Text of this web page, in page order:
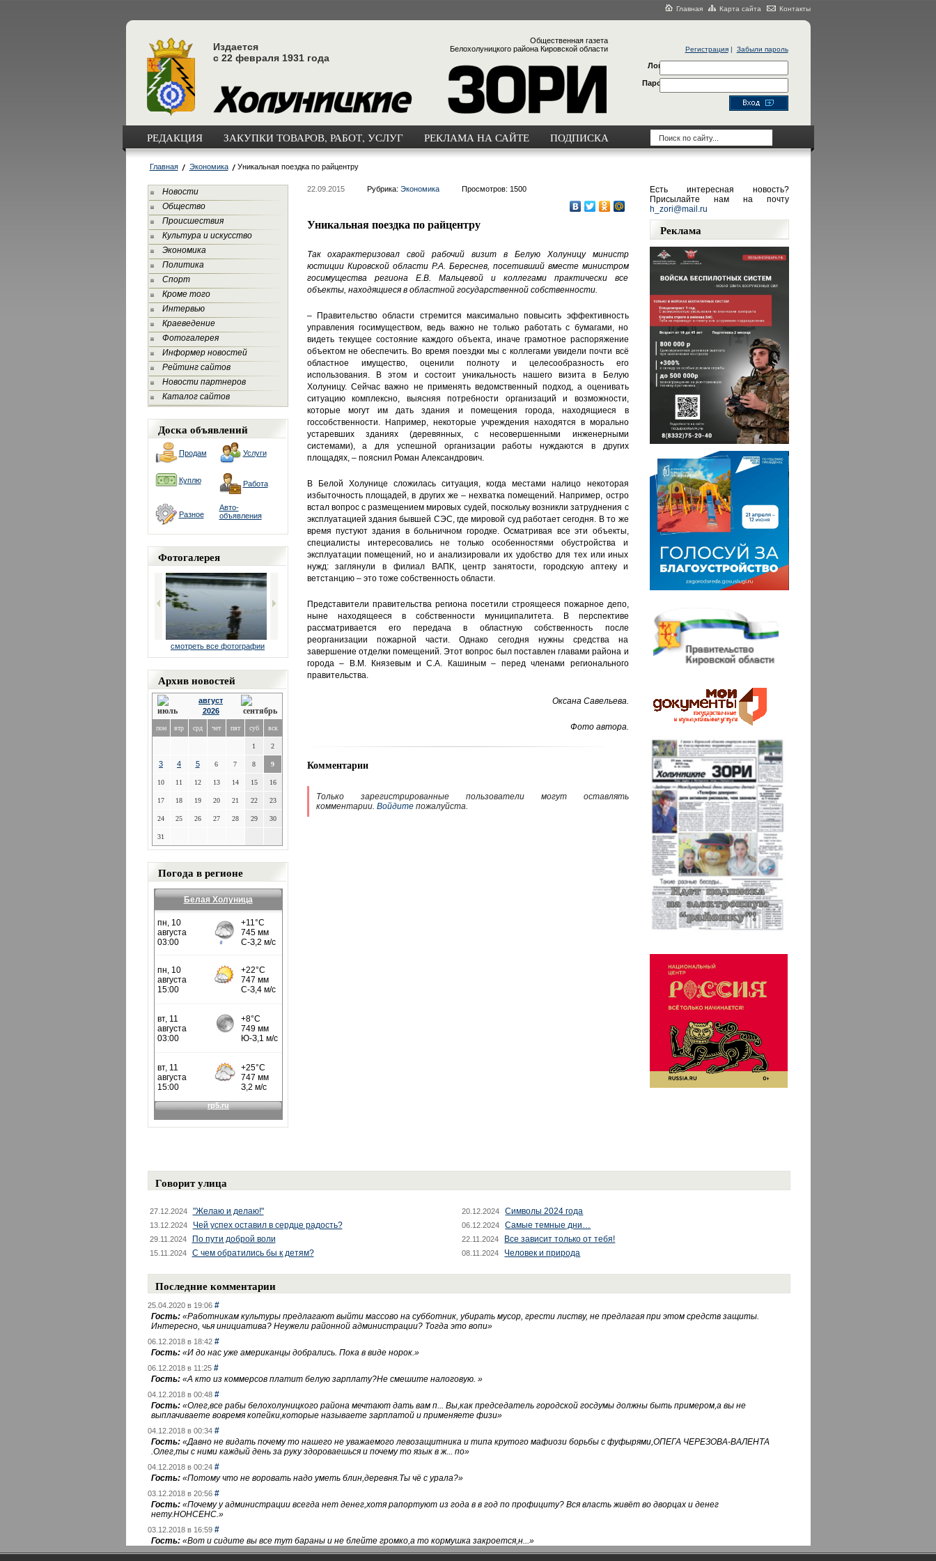
Главная Карта сайта Контакты
Издается
с 22 февраля 1931 года
Общественная газета
Белохолуницкого района Кировской области
Регистрация| Забыли пароль
Логин
Пароль
РЕДАКЦИЯ ЗАКУПКИ ТОВАРОВ, РАБОТ, УСЛУГ РЕКЛАМА НА САЙТЕ ПОДПИСКА
Главная Экономика Уникальная поездка по райцентру
Новости
Общество
Происшествия
Культура и искусство
Экономика
Политика
Спорт
Кроме того
Интервью
Краеведение
Фотогалерея
Информер новостей
Рейтинг сайтов
Новости партнеров
Каталог сайтов
Доска объявлений
Продам Услуги
Куплю Работа
Разное
Авто-
объявления
Фотогалерея
смотреть все фотографии
Архив новостей
август
2026
пон втр срд чет пят суб вск
1 2
3 4 5 6 7 8 9
10 11 12 13 14 15 16
17 18 19 20 21 22 23
24 25 26 27 28 29 30
31
Погода в регионе
Белая Холуница
22.09.2015 Рубрика: Экономика Просмотров: 1500
Уникальная поездка по райцентру
Так охарактеризовал свой рабочий визит в Белую Холуницу министр
юстиции Кировской области Р.А. Береснев, посетивший вместе министром
госимущества региона Е.В. Мальцевой и коллегами практически все
объекты, находящиеся в областной государственной собственности.
– Правительство области стремится максимально повысить эффективность
управления госимуществом, ведь важно не только работать с бумагами, но
видеть текущее состояние каждого объекта, иначе грамотное распоряжение
объектом не обеспечить. Во время поездки мы с коллегами увидели почти всё
областное имущество, оценили полноту и целесообразность его
использования. В этом и состоит уникальность нашего визита в Белую
Холуницу. Сейчас важно не применять ведомственный подход, а оценивать
ситуацию комплексно, выясняя потребности организаций и возможности,
которые могут им дать здания и помещения города, находящиеся в
госсобственности. Например, некоторые учреждения находятся в морально
устаревших зданиях (деревянных, с несовершенными инженерными
системами), а для успешной организации работы нуждаются в других
площадях, – пояснил Роман Александрович.
В Белой Холунице сложилась ситуация, когда местами налицо некоторая
избыточность площадей, в других же – нехватка помещений. Например, остро
встал вопрос с размещением мировых судей, поскольку возникли затруднения с
эксплуатацией здания бывшей СЭС, где мировой суд работает сегодня. В то же
время пустуют здания в больничном городке. Осматривая все эти объекты,
специалисты интересовались не только особенностями обустройства и
эксплуатации помещений, но и анализировали их удобство для тех или иных
нужд: заглянули в филиал ВАПК, центр занятости, городскую аптеку и
ветстанцию – это тоже собственность области.
Представители правительства региона посетили строящееся пожарное депо,
ныне находящееся в собственности муниципалитета. В перспективе
рассматривается его передача в областную собственность после
реорганизации пожарной части. Однако сегодня нужны средства на
завершение отделки помещений. Этот вопрос был поставлен главами района и
города – В.М. Князевым и С.А. Кашиным – перед членами регионального
правительства.
Оксана Савельева.
Фото автора.
Комментарии
Только зарегистрированные пользователи могут оставлять
комментарии. Войдитепожалуйста.
Есть интересная новость?
Присылайте нам на почту
h_zori@mail.ru
Реклама
Говорит улица
27.12.2024 "Желаю и делаю!" 20.12.2024 Символы 2024 года
13.12.2024 Чей успех оставил в сердце радость? 06.12.2024 Самые темные дни…
29.11.2024 По пути доброй воли 22.11.2024 Все зависит только от тебя!
15.11.2024 С чем обратились бы к детям? 08.11.2024 Человек и природа
Последние комментарии
25.04.2020 в 19:06 #
Гость: «Работникам культуры предлагают выйти массово на субботник, убирать мусор, грести листву, не предлагая при этом средств защиты.
Интересно, чья инициатива? Неужели районной администрации? Тогда это вопи»
06.12.2018 в 18:42 #
Гость: «И до нас уже американцы добрались. Пока в виде норок.»
06.12.2018 в 11:25 #
Гость: «А кто из коммерсов платит белую зарплату?Не смешите налоговую. »
04.12.2018 в 00:48 #
Гость: «Олег,все рабы белохолуницкого района мечтают дать вам п... Вы,как председатель городской госдумы должны быть примером,а вы не
выплачиваете вовремя копейки,которые называете зарплатой и применяете физи»
04.12.2018 в 00:34 #
Гость: «Давно не видать почему то нашего не уважаемого левозащитника и типа крутого мафиози борьбы с фуфырями,ОПЕГА ЧЕРЕЗОВА-ВАЛЕНТА
.Олег,ты с ними каждый день за руку здороваешься и почему то язык в ж... по»
04.12.2018 в 00:24 #
Гость: «Потому что не воровать надо уметь блин,деревня.Ты чё с урала?»
03.12.2018 в 20:56 #
Гость: «Почему у администрации всегда нет денег,хотя рапортуют из года в в год по профициту? Вся власть живёт во дворцах и денег
нету.НОНСЕНС.»
03.12.2018 в 16:59 #
Гость: «Вот и сидите вы все тут бараны и не блейте громко,а то кормушка закроется,н...»